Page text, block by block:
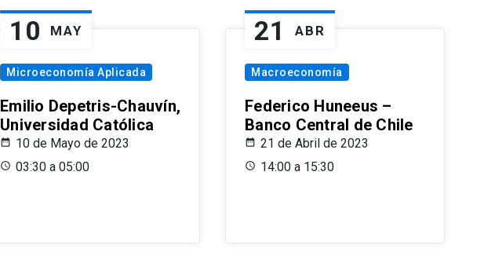
10 MAY
Microeconomía Aplicada
Emilio Depetris-Chauvín,
Universidad Católica
10 de Mayo de 2023
03:30 a 05:00
21 ABR
Macroeconomía
Federico Huneeus –
Banco Central de Chile
21 de Abril de 2023
14:00 a 15:30